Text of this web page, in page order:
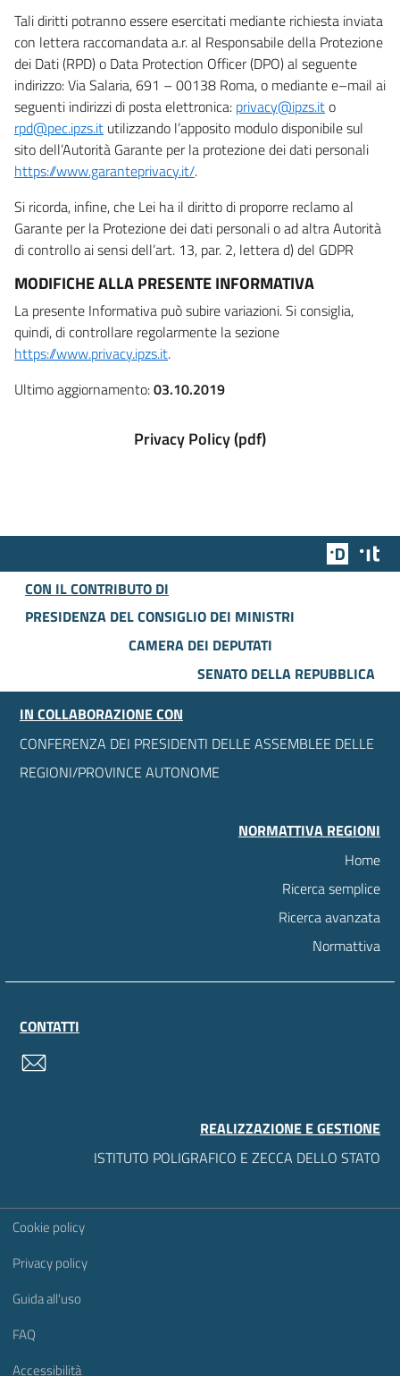
Tali diritti potranno essere esercitati mediante richiesta inviata
con lettera raccomandata a.r. al Responsabile della Protezione
dei Dati (RPD) o Data Protection Officer (DPO) al seguente
indirizzo: Via Salaria, 691 – 00138 Roma, o mediante e–mail ai
seguenti indirizzi di posta elettronica: privacy@ipzs.ito
rpd@pec.ipzs.it utilizzando l’apposito modulo disponibile sul
sito dell’Autorità Garante per la protezione dei dati personali
https://www.garanteprivacy.it/.
Si ricorda, infine, che Lei ha il diritto di proporre reclamo al
Garante per la Protezione dei dati personali o ad altra Autorità
di controllo ai sensi dell’art. 13, par. 2, lettera d) del GDPR
MODIFICHE ALLA PRESENTE INFORMATIVA
La presente Informativa può subire variazioni. Si consiglia,
quindi, di controllare regolarmente la sezione
https://www.privacy.ipzs.it.
Ultimo aggiornamento:03.10.2019
Privacy Policy (pdf)
Team
CON IL CONTRIBUTO DI
PRESIDENZA DEL CONSIGLIO DEI MINISTRI
CAMERA DEI DEPUTATI
SENATO DELLA REPUBBLICA
IN COLLABORAZIONE CON
CONFERENZA DEI PRESIDENTI DELLE ASSEMBLEE DELLE
REGIONI/PROVINCE AUTONOME
NORMATTIVA REGIONI
Home
Ricerca semplice
Ricerca avanzata
Normattiva
CONTATTI
REALIZZAZIONE E GESTIONE
ISTITUTO POLIGRAFICO E ZECCA DELLO STATO
Sezione Link Utili
Cookie policy
Privacy policy
Guida all'uso
FAQ
Accessibilità